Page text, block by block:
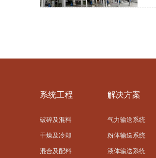
系统工程
破碎及混料
干燥及冷却
混合及配料
解决方案
气力输送系统
粉体输送系统
液体输送系统